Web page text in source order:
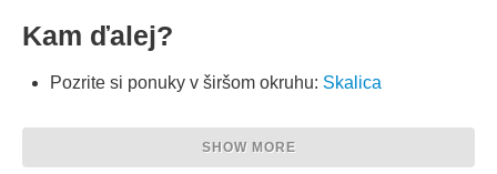
Kam ďalej?
Pozrite si ponuky v širšom okruhu: Skalica
SHOW MORE